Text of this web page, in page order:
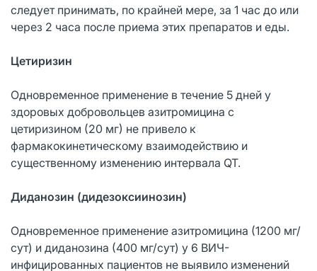
следует принимать, по крайней мере, за 1 час до или
через 2 часа после приема этих препаратов и еды.
Цетиризин
Одновременное применение в течение 5 дней у
здоровых добровольцев азитромицина с
цетиризином (20 мг) не привело к
фармакокинетическому взаимодействию и
существенному изменению интервала QT.
Диданозин (дидезоксиинозин)
Одновременное применение азитромицина (1200 мг/
сут) и диданозина (400 мг/сут) у 6 ВИЧ-
инфицированных пациентов не выявило изменений